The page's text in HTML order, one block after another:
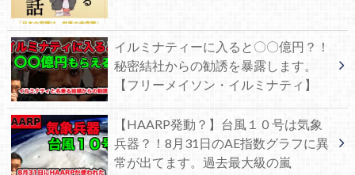
イルミナティーに入ると〇〇億円？！
秘密結社からの勧誘を暴露します。
【フリーメイソン・イルミナティ】
【HAARP発動？】台風１０号は気象
兵器？！8月31日のAE指数グラフに異
常が出てます。過去最大級の嵐